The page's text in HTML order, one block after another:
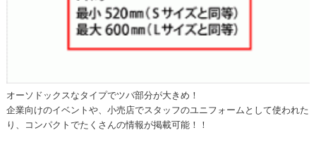
オーソドックスなタイプでツバ部分が大きめ！
企業向けのイベントや、小売店でスタッフのユニフォームとして使われた
り、コンパクトでたくさんの情報が掲載可能！！